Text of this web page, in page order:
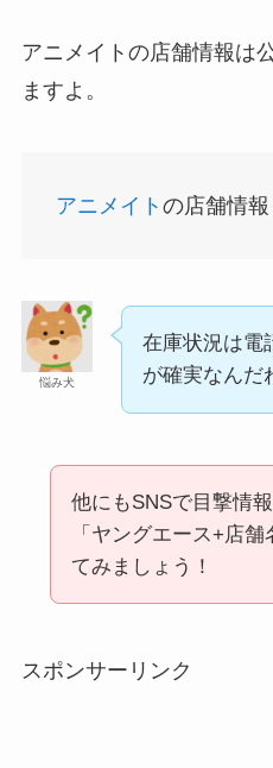
マックカードはどこで買
務スーパーで買える！
食紅はどこで買える？ダ
アニメイトの店舗情報は
ますよ。
アニメイト の店舗情報
悩み犬
在庫状況は電
が確実なんだ
他にもSNSで目撃情
「ヤングエース+店
てみましょう！
スポンサーリンク